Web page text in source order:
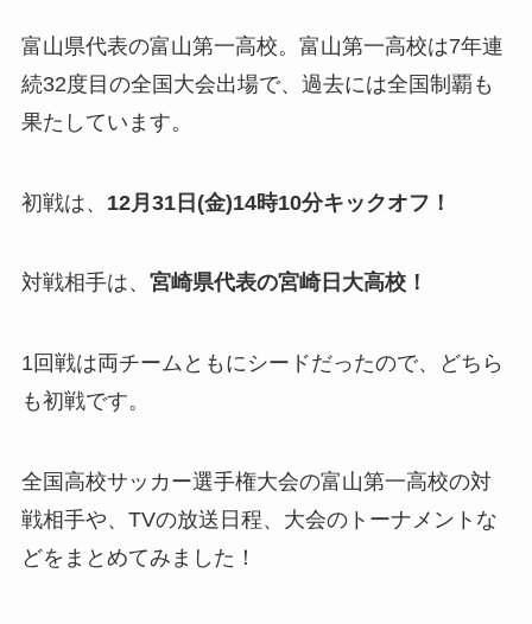
富山県代表の富山第一高校。富山第一高校は7年連
続32度目の全国大会出場で、過去には全国制覇も
果たしています。
初戦は、 12月31日(金)14時10分キックオフ！
対戦相手は、 宮崎県代表の宮崎日大高校！
1回戦は両チームともにシードだったので、どちら
も初戦です。
全国高校サッカー選手権大会の富山第一高校の対
戦相手や、TVの放送日程、大会のトーナメントな
どをまとめてみました！